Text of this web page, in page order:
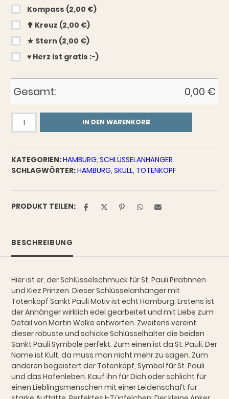
Kompass (2,00 €)
✟ Kreuz (2,00 €)
★ Stern (2,00 €)
♥︎ Herz ist gratis :-)
Gesamt: 0,00 €
Schlüsselanhänger
Totenkopf
Pauli
Menge
IN DEN WARENKORB
KATEGORIEN:HAMBURG,SCHLÜSSELANHÄNGER
SCHLAGWÖRTER:HAMBURG,SKULL, TOTENKOPF
PRODUKT TEILEN:
BESCHREIBUNG
Hier ist er, der Schlüsselschmuck für St. Pauli Piratinnen
und Kiez Prinzen. Dieser Schlüsselanhänger mit
Totenkopf Sankt Pauli Motiv ist echt Hamburg. Erstens ist
der Anhänger wirklich edel gearbeitet und mit Liebe zum
Detail von Martin Wolke entworfen. Zweitens vereint
dieser robuste und schicke Schlüsselhalter die beiden
Sankt Pauli Symbole perfekt. Zum einen ist da St. Pauli. Der
Name ist Kult, da muss man nicht mehr zu sagen. Zum
anderen begeistert der Totenkopf, Symbol für St. Pauli
und das Hafenleben. Kauf ihn für Dich oder schlicht für
einen Lieblingsmenschen mit einer Leidenschaft für